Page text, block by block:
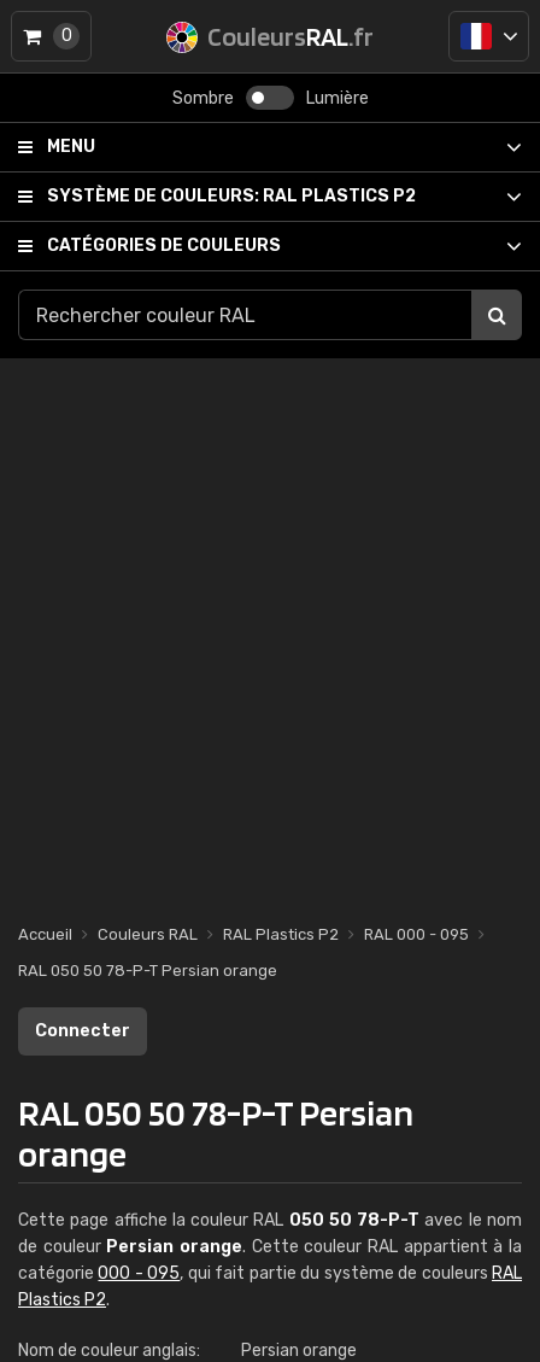
CouleursRAL.fr
Sombre Lumière
MENU
SYSTÈME DE COULEURS: RAL PLASTICS P2
CATÉGORIES DE COULEURS
0
Accueil Couleurs RAL RAL Plastics P2
RAL 000 - 095
RAL 050 50 78-P-T Persian orange
Connecter
RAL 050 50 78-P-T Persian
orange
Cette page affiche la couleur RAL 050 50 78-P-T avec le nom
de couleur Persian orange. Cette couleur RAL appartient à la
catégorie000 - 095, qui fait partie du système de couleurs RAL
Plastics P2.
Nom de couleur anglais:
Persian orange